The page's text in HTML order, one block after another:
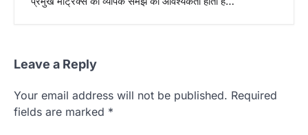
Leave a Reply
Your email address will not be published. Required
fields are marked *